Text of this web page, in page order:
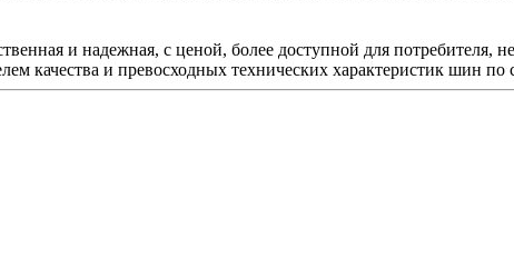
и надежная, с ценой, более доступной для
качества и превосходных технических характеристик шин по